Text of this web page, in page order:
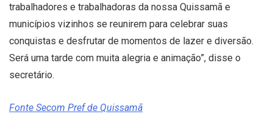
trabalhadores e trabalhadoras da nossa Quissamã e
municípios vizinhos se reunirem para celebrar suas
conquistas e desfrutar de momentos de lazer e diversão.
Será uma tarde com muita alegria e animação”, disse o
secretário.
Fonte Secom Pref de Quissamã